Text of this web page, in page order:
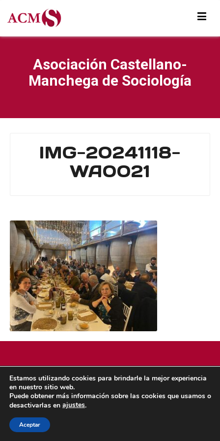
Asociación Castellano-
Manchega de Sociología
IMG-20241118-
WA0021
POLÍTICA DE COOKIES POLÍTICA DE PRIVACIDAD
© 2026 ACMS.
Estamos utilizando cookies para brindarle la mejor experiencia
en nuestro sitio web.
Puede obtener más información sobre las cookies que usamos o
desactivarlas en ajustes.
Aceptar